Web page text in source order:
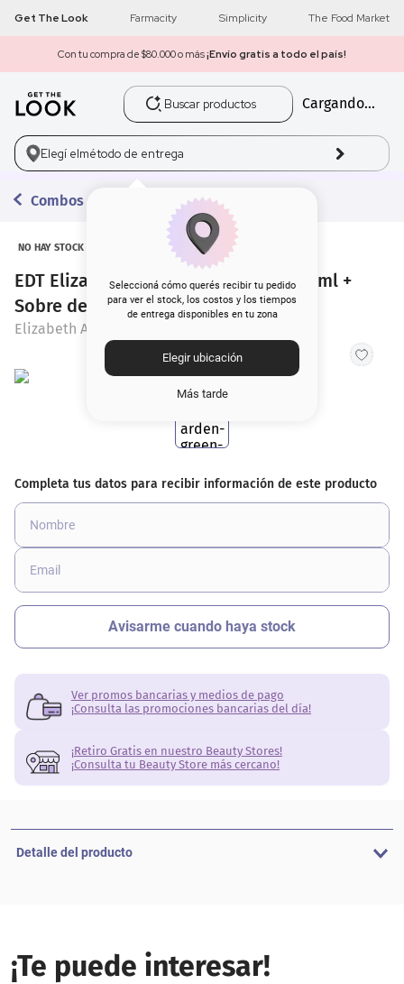
Get The Look Farmacity Simplicity The Food Market
Con tu compra de $80.000 o más¡Envío gratis a todo el país!
Buscar productos
Cargando...
Elegí elmétodo de entrega
Seleccioná cómo querés recibir tu pedido
para ver el stock, los costos y los tiempos
de entrega disponibles en tu zona
Elegir ubicación
Más tarde
Combos con Regalo
NO HAY STOCK
EDT Elizabeth Arden Green Tea x 100 ml +
Sobre de Regalo
Elizabeth Arden
Ver promos bancarias y medios de pago
¡Consulta las promociones bancarias del día!
¡Retiro Gratis en nuestro Beauty Stores!
¡Consulta tu Beauty Store más cercano!
Detalle del producto
¡Te puede interesar!
1 get the look
2 máscara pestañas
3.
5. corrector
rubor
nyx